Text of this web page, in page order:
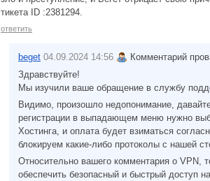
тикета ID :2381294.
ответить
beget 04.09.2024 14:56
Комментарий
Здравствуйте!
Мы изучили ваше обращение в службу
Видимо, произошло недопонимание,
регистрации в выпадающем меню нужно
Хостинга, и оплата будет взиматься
блокируем какие-либо протоколы с нашей
Относительно вашего комментария о VPN,
обеспечить безопасный и быстрый доступ